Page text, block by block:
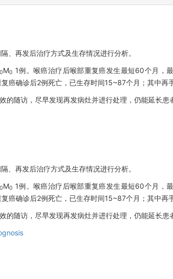
、再发后治疗方式及生存情况进行分析。
0M0 1例。喉癌治疗后喉部重复癌发生最短60个月，
癌确诊后2例死亡，已生存时间15~87个月；其中再
随访，尽早发现再发病灶并进行处理，仍能延长患
、再发后治疗方式及生存情况进行分析。
0M0 1例。喉癌治疗后喉部重复癌发生最短60个月，
癌确诊后2例死亡，已生存时间15~87个月；其中再
随访，尽早发现再发病灶并进行处理，仍能延长患